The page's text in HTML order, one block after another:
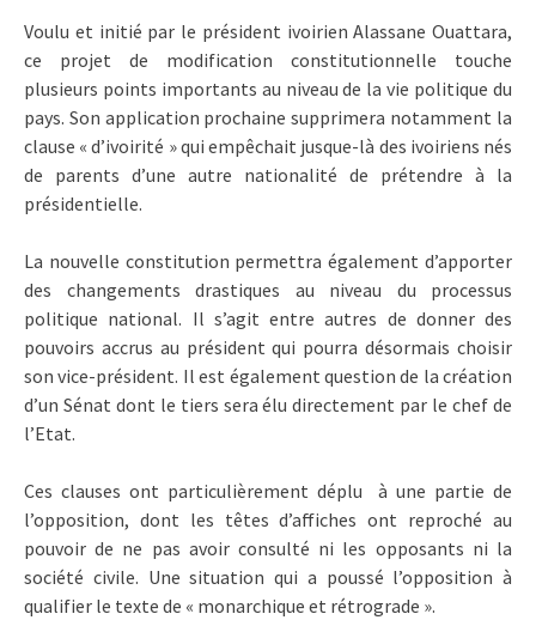
Voulu et initié par le président ivoirien Alassane Ouattara,
ce projet de modification constitutionnelle touche
plusieurs points importants au niveau de la vie politique du
pays. Son application prochaine supprimera notamment la
clause « d’ivoirité » qui empêchait jusque-là des ivoiriens nés
de parents d’une autre nationalité de prétendre à la
présidentielle.
La nouvelle constitution permettra également d’apporter
des changements drastiques au niveau du processus
politique national. Il s’agit entre autres de donner des
pouvoirs accrus au président qui pourra désormais choisir
son vice-président. Il est également question de la création
d’un Sénat dont le tiers sera élu directement par le chef de
l’Etat.
Ces clauses ont particulièrement déplu à une partie de
l’opposition, dont les têtes d’affiches ont reproché au
pouvoir de ne pas avoir consulté ni les opposants ni la
société civile. Une situation qui a poussé l’opposition à
qualifier le texte de « monarchique et rétrograde ».